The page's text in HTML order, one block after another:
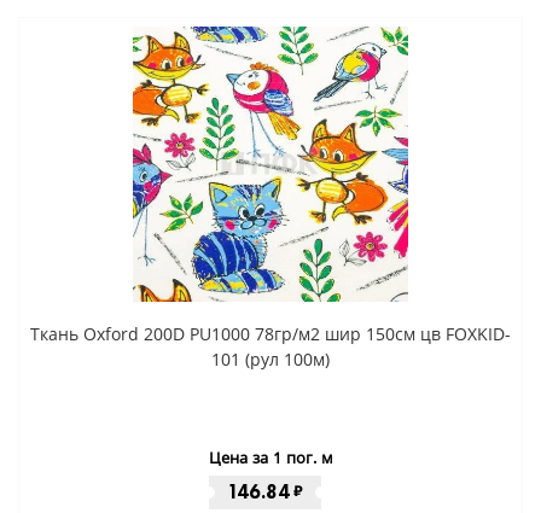
Ткань Oxford 200D PU1000 78гр/м2 шир 150см цв FOXKID-
101 (рул 100м)
Цена за 1 пог. м
146.84 ₽